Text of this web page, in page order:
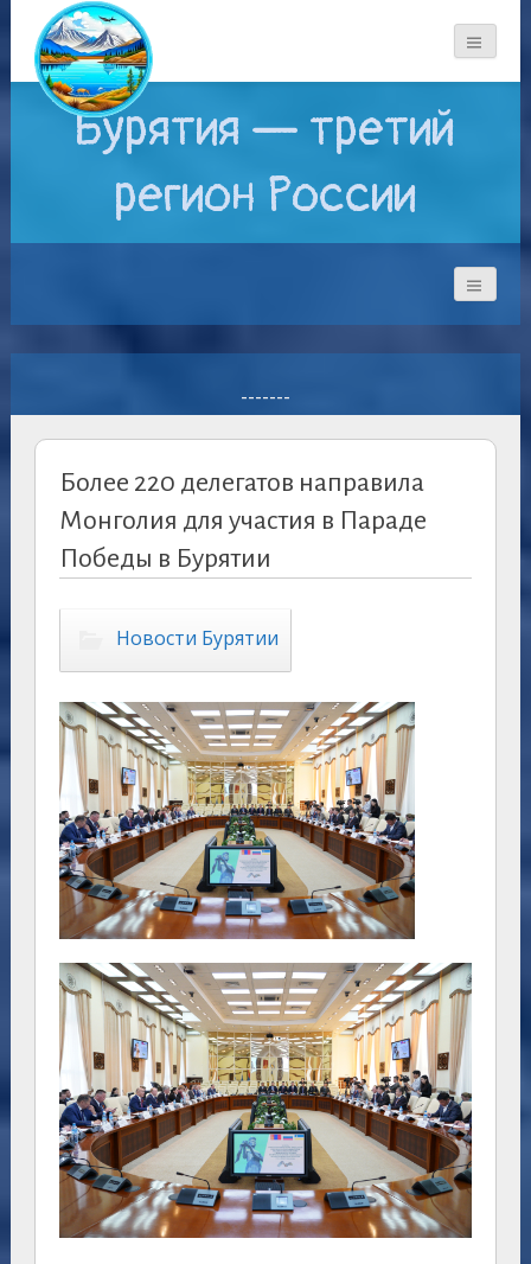
Бурятия — третий
регион России
-------
Более 220 делегатов направила
Монголия для участия в Параде
Победы в Бурятии
Новости Бурятии